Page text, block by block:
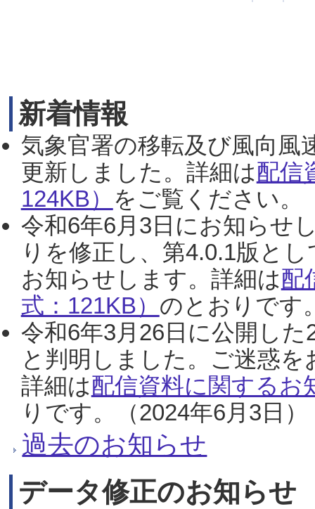
新着情報
気象官署の移転及び風向風
更新しました。詳細は配信
124KB） をご覧ください。
令和6年6月3日にお知らせ
りを修正し、第4.0.1版と
お知らせします。詳細は配
式：121KB） のとおりです
令和6年3月26日に公開し
と判明しました。ご迷惑
詳細は配信資料に関するお
りです。（2024年6月3日）
過去のお知らせ
データ修正のお知らせ